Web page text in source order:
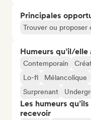
Principales
Trouver ou proposer
Humeurs qu’il/elle
Contemporain
Lo-fi
Mélancolique
Surprenant
Les humeurs
recevoir